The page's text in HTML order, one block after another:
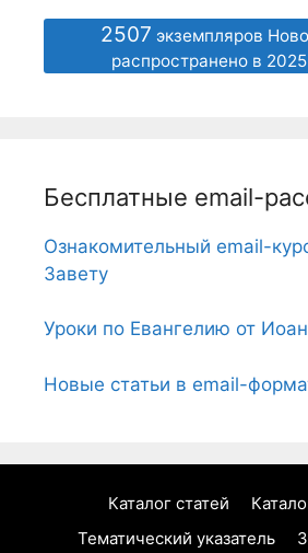
2507 экземпляров
распространено в
Бесплатные email-
Ознакомительный email-
Завету
Уроки по Евангелию от
Новые статьи в email-
Каталог статей
Тематический указатель